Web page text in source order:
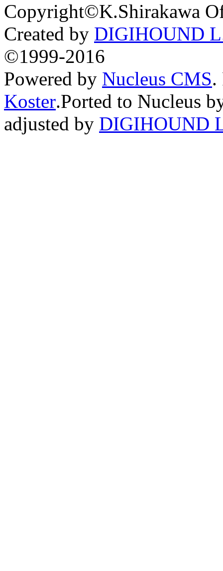
Copyright©K.Shirakawa
Created by DIGIHOUND
©1999-2016
Powered by Nucleus CMS.
Koster.Ported to Nucleus
adjusted by DIGIHOUND